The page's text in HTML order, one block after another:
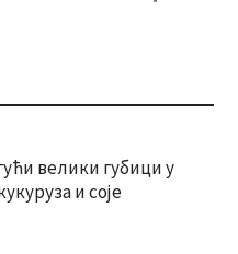
велики губици у
и соје